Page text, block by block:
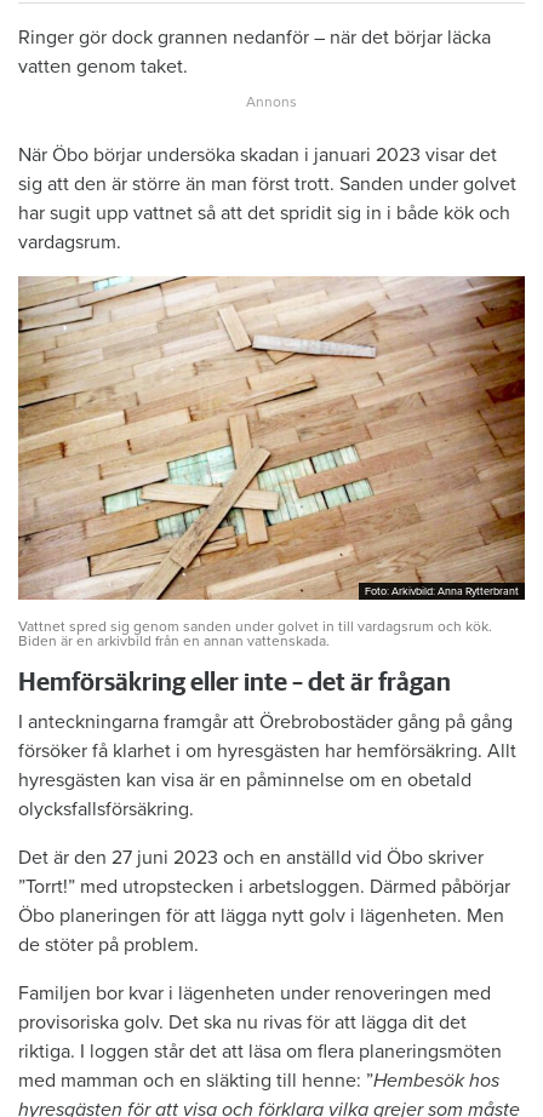
Ringer gör dock grannen nedanför – när det börjar läcka
vatten genom taket.
När Öbo börjar undersöka skadan i januari 2023 visar det
sig att den är större än man först trott. Sanden under golvet
har sugit upp vattnet så att det spridit sig in i både kök och
vardagsrum.
Foto: Arkivbild: Anna Rytterbrant
Foto: Arkivbild: Anna Rytterbrant
Vattnet spred sig genom sanden under golvet in till vardagsrum och kök.
Biden är en arkivbild från en annan vattenskada.
Hemförsäkring eller inte – det är frågan
I anteckningarna framgår att Örebrobostäder gång på gång
försöker få klarhet i om hyresgästen har hemförsäkring. Allt
hyresgästen kan visa är en påminnelse om en obetald
olycksfallsförsäkring.
Det är den 27 juni 2023 och en anställd vid Öbo skriver
”Torrt!” med utropstecken i arbetsloggen. Därmed påbörjar
Öbo planeringen för att lägga nytt golv i lägenheten. Men
de stöter på problem.
Familjen bor kvar i lägenheten under renoveringen med
provisoriska golv. Det ska nu rivas för att lägga dit det
riktiga. I loggen står det att läsa om flera planeringsmöten
med mamman och en släkting till henne: ”Hembesök hos
hyresgästen för att visa och förklara vilka grejer som måste